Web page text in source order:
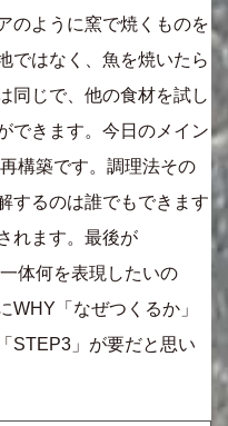
のように窯で焼くものを
ではなく、魚を焼いたら
同じで、他の食材を試し
できます。今日のメイン
構築です。調理法その
するのは誰でもできます
れます。最後が
体何を表現したいの
WHY「なぜつくるか」
STEP3」が要だと思い